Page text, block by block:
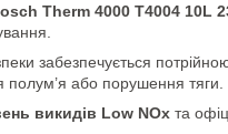
Therm 4000 T4004 10L
забезпечується
полум’я або порушення тяги.
викидів Low NOx та